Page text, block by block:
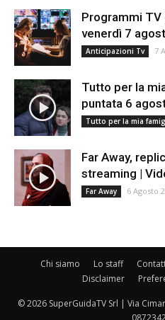
Programmi
venerdì 7
Anticipazioni Tv 7
Tutto per la
puntata 6
Tutto per la mia
Far Away,
streaming |
Far Away 6 Agosto
Chi siamo Lo staff
Disclaimer
© 2026 SuperGuidaTV Srl | Via